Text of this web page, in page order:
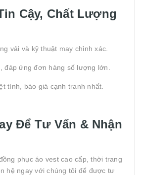
Cậy, Chất Lượng
vải và kỹ thuật may chỉnh xác.
đáp ứng đơn hàng số lượng lớn.
tình, báo giá cạnh tranh nhất.
Để Tư Vấn & Nhận
phục áo vest cao cấp, thời trang
hệ ngay với chúng tôi để được tư